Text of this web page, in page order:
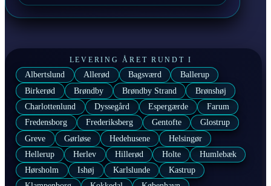
LEVERING ÅRET RUNDT I
Albertslund Allerød Bagsværd
Ballerup
Birkerød
Brøndby Brøndby Strand
Brønshøj
Charlottenlund
Dyssegård Espergærde
Farum
Fredensborg
Frederiksberg Gentofte
Glostrup
Greve
Gørløse Hedehusene
Helsingør
Hellerup
Herlev Hillerød Holte
Humlebæk
Hørsholm
Ishøj Karlslunde
Kastrup